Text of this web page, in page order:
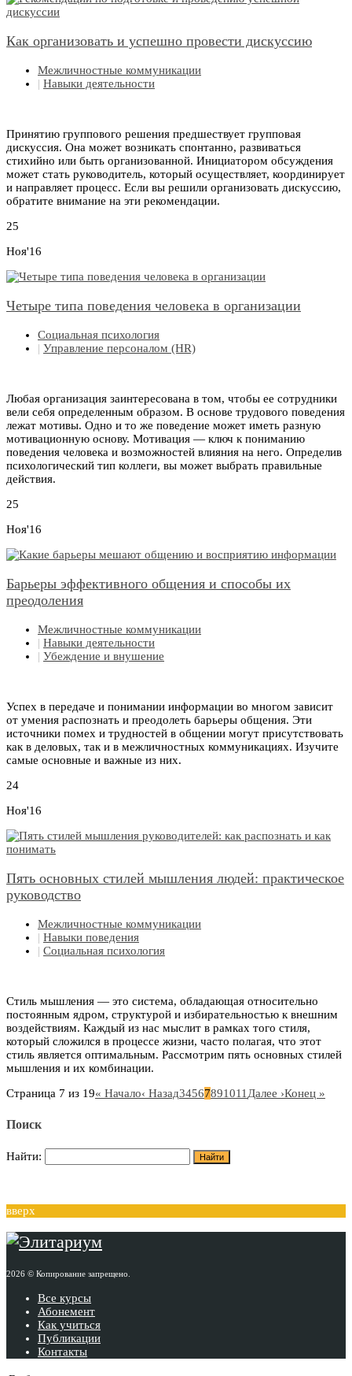
Как организовать и успешно провести дискуссию
Межличностные коммуникации
| Навыки деятельности
Принятию группового решения предшествует групповая
дискуссия. Она может возникать спонтанно, развиваться
стихийно или быть организованной. Инициатором обсуждения
может стать руководитель, который осуществляет, координирует
и направляет процесс. Если вы решили организовать дискуссию,
обратите внимание на эти рекомендации.
25
Ноя'16
Четыре типа поведения человека в организации
Социальная психология
| Управление персоналом (HR)
Любая организация заинтересована в том, чтобы ее сотрудники
вели себя определенным образом. В основе трудового поведения
лежат мотивы. Одно и то же поведение может иметь разную
мотивационную основу. Мотивация — ключ к пониманию
поведения человека и возможностей влияния на него. Определив
психологический тип коллеги, вы может выбрать правильные
действия.
25
Ноя'16
Барьеры эффективного общения и способы их
преодоления
Межличностные коммуникации
| Навыки деятельности
| Убеждение и внушение
Успех в передаче и понимании информации во многом зависит
от умения распознать и преодолеть барьеры общения. Эти
источники помех и трудностей в общении могут присутствовать
как в деловых, так и в межличностных коммуникациях. Изучите
самые основные и важные из них.
24
Ноя'16
Пять основных стилей мышления людей: практическое
руководство
Межличностные коммуникации
| Навыки поведения
| Социальная психология
Стиль мышления — это система, обладающая относительно
постоянным ядром, структурой и избирательностью к внешним
воздействиям. Каждый из нас мыслит в рамках того стиля,
который сложился в процессе жизни, часто полагая, что этот
стиль является оптимальным. Рассмотрим пять основных стилей
мышления и их комбинации.
Страница 7 из 19« Начало‹ Назад34567891011Далее ›Конец »
Поиск
Найти:
вверх
2026 © Копирование запрещено.
Все курсы
Абонемент
Как учиться
Публикации
Контакты